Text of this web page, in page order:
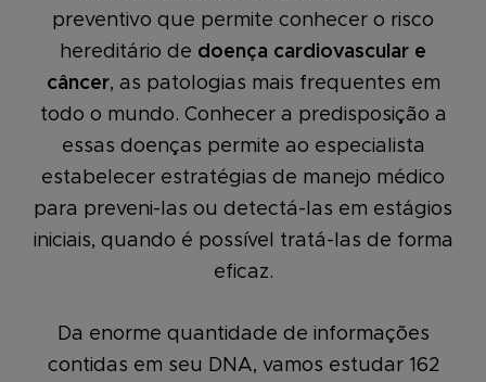
preventivo que permite conhecer o risco
hereditário de doença cardiovascular e
câncer, as patologias mais frequentes em
todo o mundo. Conhecer a predisposição a
essas doenças permite ao especialista
estabelecer estratégias de manejo médico
para preveni-las ou detectá-las em estágios
iniciais, quando é possível tratá-las de forma
eficaz.
Da enorme quantidade de informações
contidas em seu DNA, vamos estudar 162